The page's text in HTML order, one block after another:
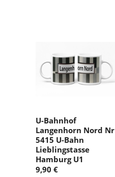
U-Bahnhof
Langenhorn Nord Nr
5415 U-Bahn
Lieblingstasse
Hamburg U1
9,90 €